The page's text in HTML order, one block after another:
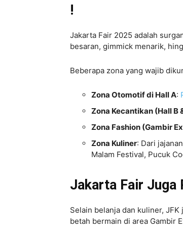
!
Jakarta Fair 2025 adalah
besaran, gimmick menarik,
Beberapa zona yang wajib
Zona Otomotif di Hall A:
Zona Kecantikan (Hall B
Zona Fashion (Gambir
Zona Kuliner: Dari
Malam Festival, Pucuk
Jakarta Fair Juga
Selain belanja dan kuliner,
betah bermain di area Gambir